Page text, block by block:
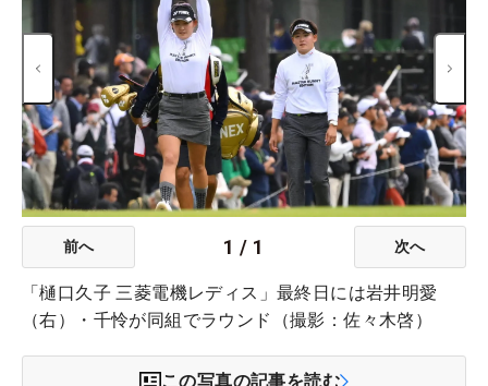
前へ 1 / 1 次へ
「樋口久子 三菱電機レディス」最終日には岩井明愛
（右）・千怜が同組でラウンド（撮影：佐々木啓）
この写真の記事を読む